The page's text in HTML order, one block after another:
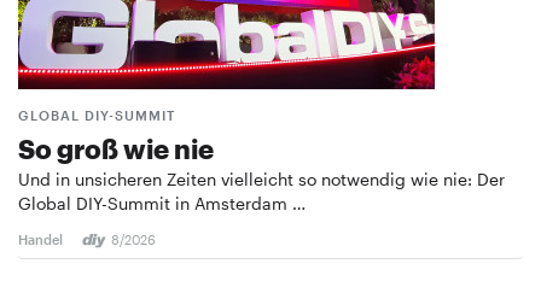
GLOBAL DIY-SUMMIT
So groß wie nie
Und in unsicheren Zeiten vielleicht so notwendig wie nie: Der
Global DIY-Summit in Amsterdam …
Handel 8/2026